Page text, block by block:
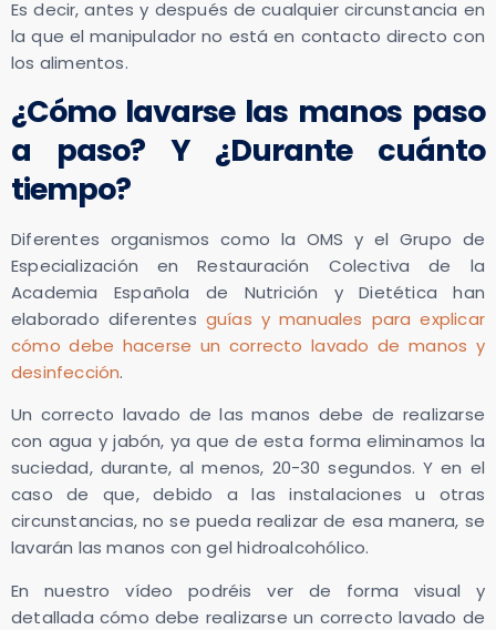
Es decir, antes y después de cualquier circunstancia en
la que el manipulador no está en contacto directo con
los alimentos.
¿Cómo lavarse las manos paso
a paso? Y ¿Durante cuánto
tiempo?
Diferentes organismos como la OMS y el Grupo de
Especialización en Restauración Colectiva de la
Academia Española de Nutrición y Dietética han
elaborado diferentes guías y manuales para explicar
cómo debe hacerse un correcto lavado de manos y
desinfección.
Un correcto lavado de las manos debe de realizarse
con agua y jabón, ya que de esta forma eliminamos la
suciedad, durante, al menos, 20-30 segundos. Y en el
caso de que, debido a las instalaciones u otras
circunstancias, no se pueda realizar de esa manera, se
lavarán las manos con gel hidroalcohólico.
En nuestro vídeo podréis ver de forma visual y
detallada cómo debe realizarse un correcto lavado de